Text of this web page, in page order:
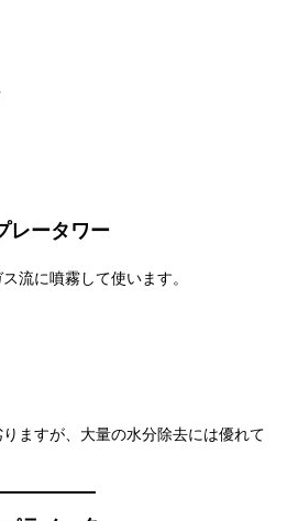
レータワー
流に噴霧して使います。
ますが、大量の水分除去には優れて